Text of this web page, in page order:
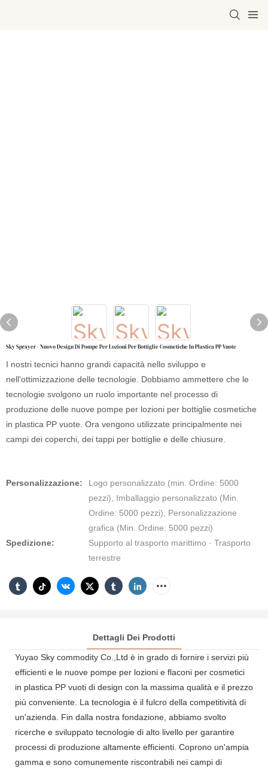
Sky Sprayer - Nuovo Design Di Pompe Per Lozioni Per Bottiglie Cosmetiche In Plastica PP Vuote
I nostri tecnici hanno grandi capacità nello sviluppo e
nell'ottimizzazione delle tecnologie. Dobbiamo ammettere che le
tecnologie svolgono un ruolo importante nel processo di
produzione delle nuove pompe per lozioni per bottiglie cosmetiche
in plastica PP vuote. Ora vengono utilizzate principalmente nei
campi dei coperchi, dei tappi per bottiglie e delle chiusure.
Personalizzazione:
Logo personalizzato (min. Ordine: 5000
pezzi), Imballaggio personalizzato (Min.
Ordine: 5000 pezzi), Personalizzazione
grafica (Min. Ordine: 5000 pezzi)
Spedizione:
Supporto al trasporto marittimo · Trasporto
terrestre
Dettagli Dei Prodotti
Yuyao Sky commodity Co.,Ltd è in grado di fornire i servizi più
efficienti e le nuove pompe per lozioni e flaconi per cosmetici
in plastica PP vuoti di design con la massima qualità e il prezzo
più conveniente. La tecnologia è il fulcro della competitività di
un'azienda. Fin dalla nostra fondazione, abbiamo svolto
ricerche e sviluppato tecnologie di alto livello per garantire
processi di produzione altamente efficienti. Coprono un'ampia
gamma e sono comunemente riscontrabili nei campi di